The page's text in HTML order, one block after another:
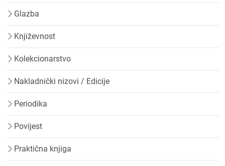
Glazba
Književnost
Kolekcionarstvo
Nakladnički nizovi / Edicije
Periodika
Povijest
Praktična knjiga